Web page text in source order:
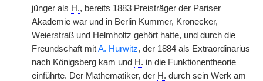
jünger als H., bereits 1883 Preisträger der Pariser
Akademie war und in Berlin Kummer, Kronecker,
Weierstraß und Helmholtz gehört hatte, und durch die
Freundschaft mitA. Hurwitz, der 1884 als Extraordinarius
nach Königsberg kam und H. in die Funktionentheorie
einführte. Der Mathematiker, der H. durch sein Werk am